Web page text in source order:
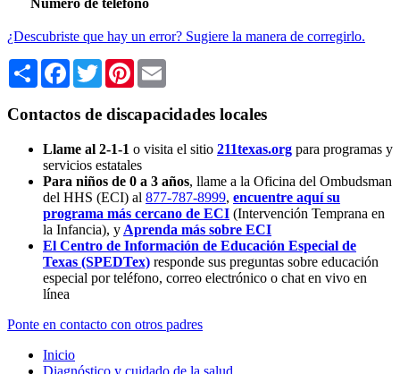
Número de teléfono
¿Descubriste que hay un error? Sugiere la manera de corregirlo.
Share Facebook
TwitterPinterest
Contactos de discapacidades locales
Llame al 2-1-1 o visita el sitio 211texas.org para programas y
servicios estatales
Para niños de 0 a 3 años, llame a la Oficina del Ombudsman
del HHS (ECI) al 877-787-8999, encuentre aquí su
programa más cercano de ECI (Intervención Temprana en
la Infancia), y Aprenda más sobre ECI
El Centro de Información de Educación Especial de
Texas (SPEDTex) responde sus preguntas sobre educación
especial por teléfono, correo electrónico o chat en vivo en
línea
Ponte en contacto con otros padres
Inicio
Diagnóstico y cuidado de la salud